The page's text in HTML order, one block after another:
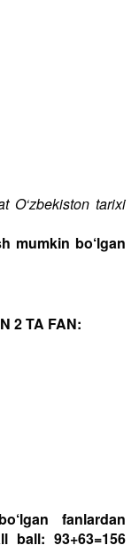
O‘zbekiston tarixi
mumkin bo‘lgan
2 TA FAN:
fanlardan
ball: 93+63=156